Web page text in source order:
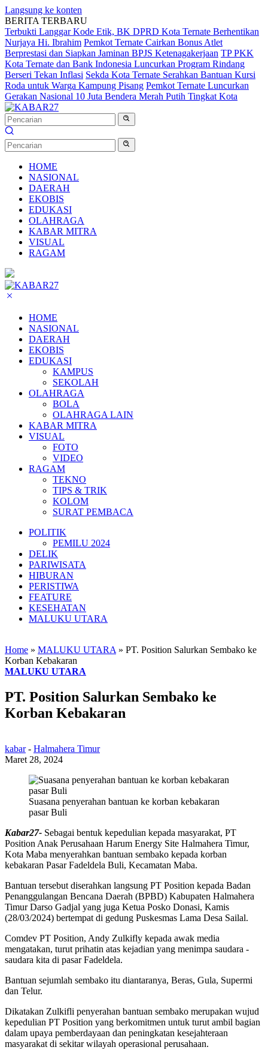
Langsung ke konten
BERITA TERBARU
Terbukti Langgar Kode Etik, BK DPRD Kota Ternate Berhentikan
Nurjaya Hi. Ibrahim Pemkot Ternate Cairkan Bonus Atlet
Berprestasi dan Siapkan Jaminan BPJS Ketenagakerjaan TP PKK
Kota Ternate dan Bank Indonesia Luncurkan Program Rindang
Berseri Tekan Inflasi Sekda Kota Ternate Serahkan Bantuan Kursi
Roda untuk Warga Kampung Pisang Pemkot Ternate Luncurkan
Gerakan Nasional 10 Juta Bendera Merah Putih Tingkat Kota
HOME
NASIONAL
DAERAH
EKOBIS
EDUKASI
OLAHRAGA
KABAR MITRA
VISUAL
RAGAM
HOME
NASIONAL
DAERAH
EKOBIS
EDUKASI
KAMPUS
SEKOLAH
OLAHRAGA
BOLA
OLAHRAGA LAIN
KABAR MITRA
VISUAL
FOTO
VIDEO
RAGAM
TEKNO
TIPS & TRIK
KOLOM
SURAT PEMBACA
POLITIK
PEMILU 2024
DELIK
PARIWISATA
HIBURAN
PERISTIWA
FEATURE
KESEHATAN
MALUKU UTARA
Home » MALUKU UTARA » PT. Position Salurkan Sembako ke
Korban Kebakaran
MALUKU UTARA
PT. Position Salurkan Sembako ke
Korban Kebakaran
kabar- Halmahera Timur
Maret 28, 2024
Suasana penyerahan bantuan ke korban kebakaran
pasar Buli
Kabar27- Sebagai bentuk kepedulian kepada masyarakat, PT
Position Anak Perusahaan Harum Energy Site Halmahera Timur,
Kota Maba menyerahkan bantuan sembako kepada korban
kebakaran Pasar Fadeldela Buli, Kecamatan Maba.
Bantuan tersebut diserahkan langsung PT Position kepada Badan
Penanggulangan Bencana Daerah (BPBD) Kabupaten Halmahera
Timur Darso Gadjal yang juga Ketua Posko Donasi, Kamis
(28/03/2024) bertempat di gedung Puskesmas Lama Desa Sailal.
Comdev PT Position, Andy Zulkifly kepada awak media
mengatakan, turut prihatin atas kejadian yang menimpa saudara -
saudara kita di pasar Fadeldela.
Bantuan sejumlah sembako itu diantaranya, Beras, Gula, Supermi
dan Telur.
Dikatakan Zulkifli penyerahan bantuan sembako merupakan wujud
kepedulian PT Position yang berkomitmen untuk turut ambil bagian
dalam upaya pemberdayaan dan peningkatan kesejahteraan
masyarakat di sekitar wilayah operasional perusahaan.